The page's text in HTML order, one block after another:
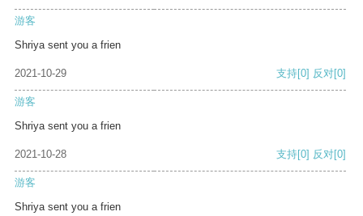
游客
Shriya sent you a frien
2021-10-29 支持[0] 反对[0]
游客
Shriya sent you a frien
2021-10-28 支持[0] 反对[0]
游客
Shriya sent you a frien